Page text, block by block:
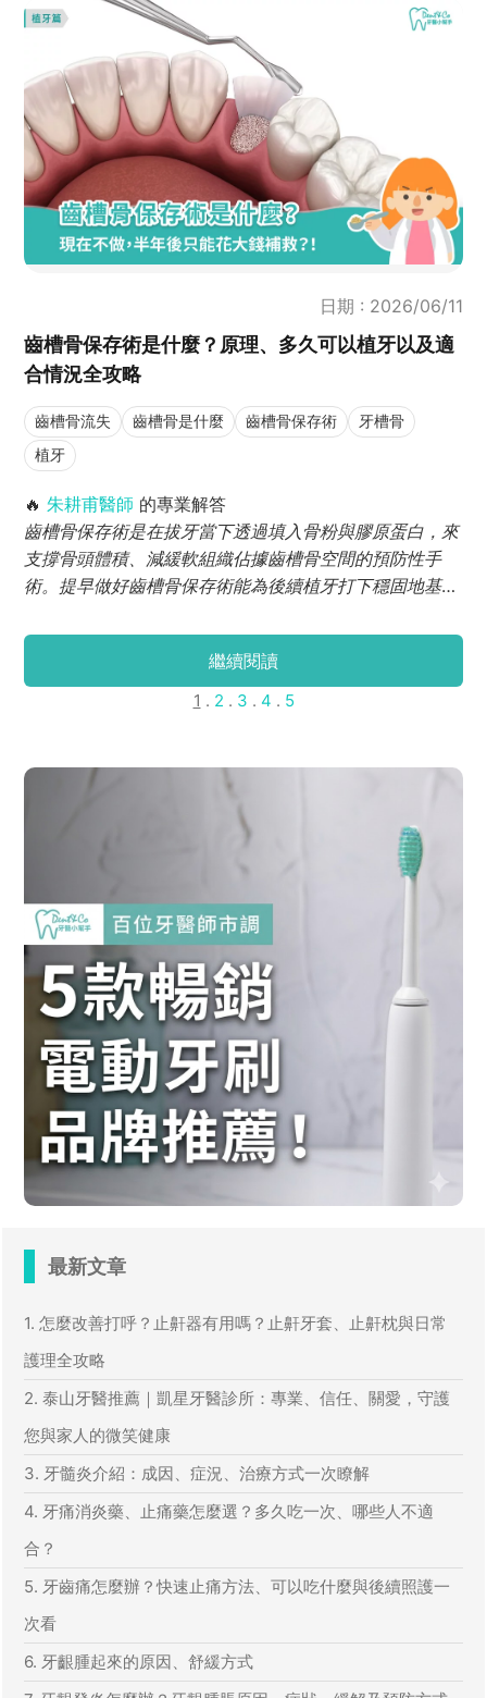
日期 : 2026/06/11
齒槽骨保存術是什麼？原理、多久可以植牙以及適
合情況全攻略
齒槽骨流失 齒槽骨是什麼 齒槽骨保存術
牙槽骨
植牙
🔥 朱耕甫醫師 的專業解答
齒槽骨保存術是在拔牙當下透過填入骨粉與膠原蛋白，來
支撐骨頭體積、減緩軟組織佔據齒槽骨空間的預防性手
術。提早做好齒槽骨保存術能為後續植牙打下穩固地基，
觀凹陷的困境，是大幅提升植牙成功率與美觀度的關鍵第
繼續閱讀
1 . 2 . 3 . 4 . 5
最新文章
1. 怎麼改善打呼？止鼾器有用嗎？止鼾牙套、止鼾枕與日常
護理全攻略
2. 泰山牙醫推薦｜凱星牙醫診所：專業、信任、關愛，守護
您與家人的微笑健康
3. 牙髓炎介紹：成因、症況、治療方式一次瞭解
4. 牙痛消炎藥、止痛藥怎麼選？多久吃一次、哪些人不適
合？
5. 牙齒痛怎麼辦？快速止痛方法、可以吃什麼與後續照護一
次看
6. 牙齦腫起來的原因、舒緩方式